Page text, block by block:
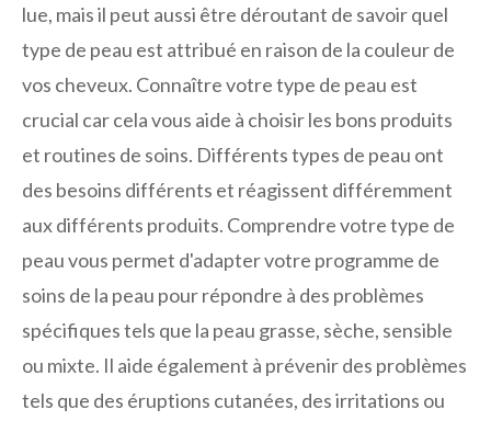
lue, mais il peut aussi être déroutant de savoir quel
type de peau est attribué en raison de la couleur de
vos cheveux. Connaître votre type de peau est
crucial car cela vous aide à choisir les bons produits
et routines de soins. Différents types de peau ont
des besoins différents et réagissent différemment
aux différents produits. Comprendre votre type de
peau vous permet d'adapter votre programme de
soins de la peau pour répondre à des problèmes
spécifiques tels que la peau grasse, sèche, sensible
ou mixte. Il aide également à prévenir des problèmes
tels que des éruptions cutanées, des irritations ou